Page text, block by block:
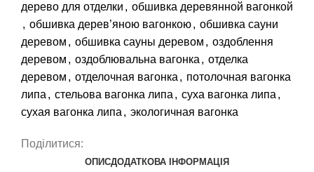
дерево для отделки , обшивка деревянной вагонкой
, обшивка дерев’яною вагонкою, обшивка сауни
деревом , обшивка сауны деревом , оздоблення
деревом , оздоблювальна вагонка , отделка
деревом , отделочная вагонка , потолочная вагонка
липа , стельова вагонка липа , суха вагонка липа ,
сухая вагонка липа , экологичная вагонка
Поділитися:
ОПИСДОДАТКОВА ІНФОРМАЦІЯ